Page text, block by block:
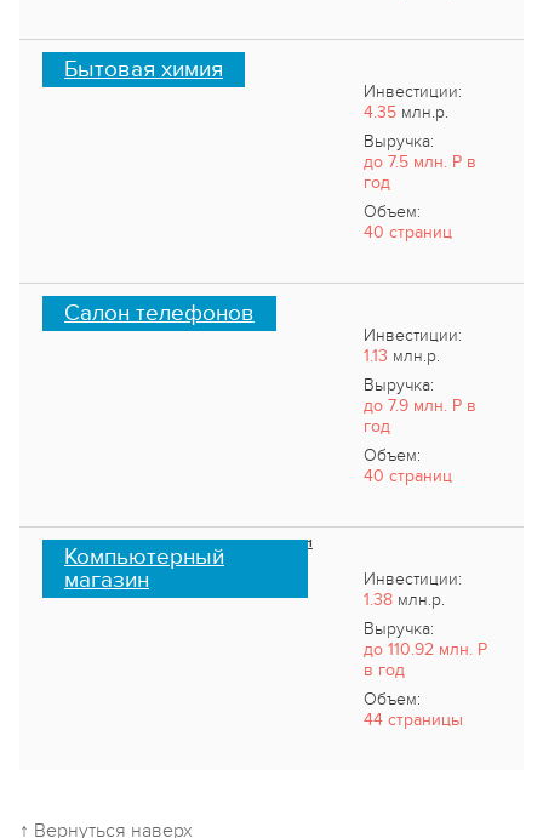
Бытовая химия
Инвестиции:
4.35млн.р.
Выручка:
до 7.5 млн. Р в
год
Объем:
40 страниц
Салон телефонов
Инвестиции:
1.13 млн.р.
Выручка:
до 7.9 млн. Р в
год
Объем:
40 страниц
Компьютерный
магазин
Инвестиции:
1.38млн.р.
Выручка:
до 110.92 млн. Р
в год
Объем:
44 страницы
↑ Вернуться наверх